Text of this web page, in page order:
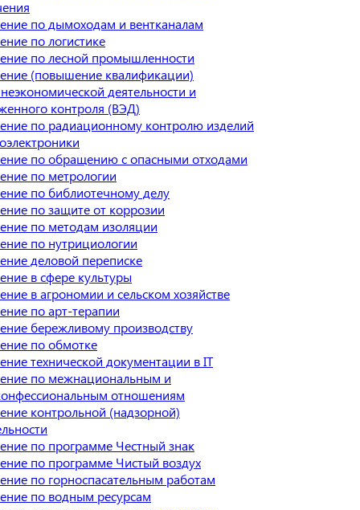
по дымоходам и вентканалам
по логистике
по лесной промышленности
(повышение квалификации)
деятельности и
контроля (ВЭД)
по радиационному контролю изделий
по обращению с опасными отходами
по метрологии
по библиотечному делу
по защите от коррозии
по методам изоляции
по нутрициологии
деловой переписке
в сфере культуры
в агрономии и сельском хозяйстве
по арт-терапии
бережливому производству
по обмотке
технической документации в IT
по межнациональным и
отношениям
контрольной (надзорной)
по программе Честный знак
по программе Чистый воздух
по горноспасательным работам
по водным ресурсам